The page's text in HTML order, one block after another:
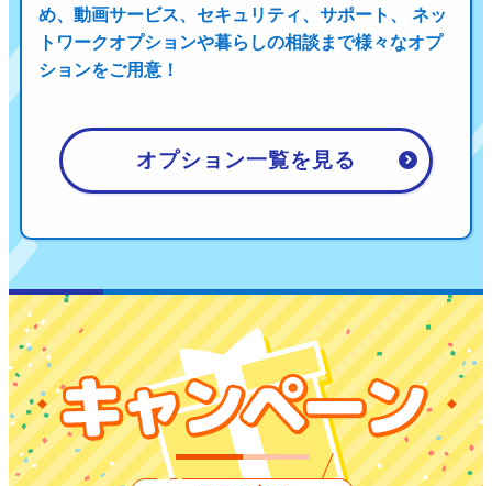
め、 動画サービス、セキュリティ、サポート、 ネッ
トワークオプションや暮らしの相談まで様々なオプ
ションをご用意！
オプション一覧を見る